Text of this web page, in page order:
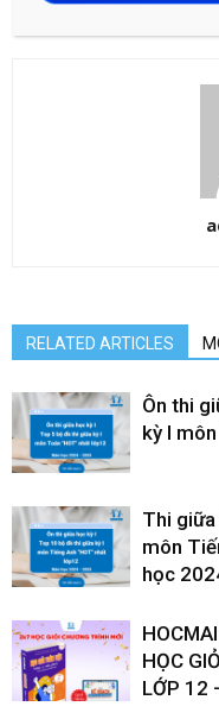
RELATED ARTICLES
Ôn thi
kỳ I
Thi
môn
học
HỌC
LỚP 12